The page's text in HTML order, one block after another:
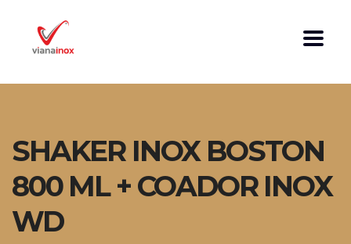
SHAKER INOX BOSTON
800 ML + COADOR INOX
WD